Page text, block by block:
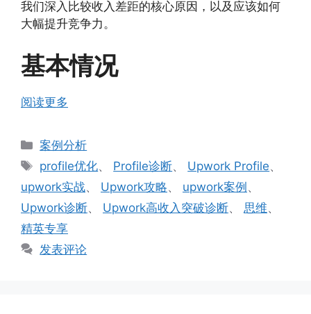
我们深入比较收入差距的核心原因，以及应该如何
大幅提升竞争力。
基本情况
阅读更多
分
案例分析
标
profile优化、 Profile诊断、 Upwork Profile、
upwork实战、 Upwork攻略、 upwork案例、
Upwork诊断、 Upwork高收入突破诊断、 思维、
精英专享
发表评论